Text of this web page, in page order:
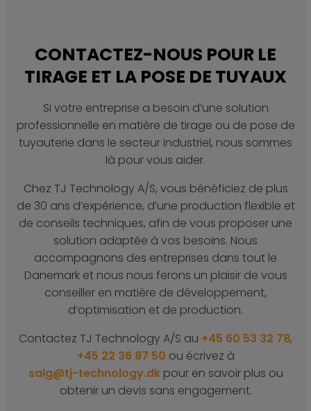
CONTACTEZ-NOUS POUR LE
TIRAGE ET LA POSE DE TUYAUX
Si votre entreprise a besoin d’une solution
professionnelle en matière de tirage ou de pose de
tuyauterie dans le secteur industriel, nous sommes
là pour vous aider.
Chez TJ Technology A/S, vous bénéficiez de plus
de 30 ans d’expérience, d’une production flexible et
de conseils techniques, afin de vous proposer une
solution adaptée à vos besoins. Nous
accompagnons des entreprises dans tout le
Danemark et nous nous ferons un plaisir de vous
conseiller en matière de développement,
d’optimisation et de production.
Contactez TJ Technology A/S au +45 60 53 32 78,
+45 22 36 87 50 ou écrivez à
salg@tj-technology.dkpour en savoir plus ou
obtenir un devis sans engagement.